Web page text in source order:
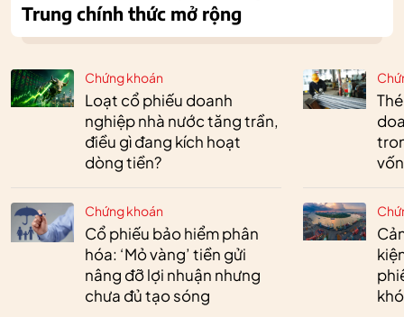
Chứng khoán
Loạt cổ phiếu doanh
nghiệp nhà nước tăng trần,
điều gì đang kích hoạt
dòng tiền?
Chứng khoán
Cổ phiếu bảo hiểm phân
hóa: ‘Mỏ vàng’ tiền gửi
nâng đỡ lợi nhuận nhưng
chưa đủ tạo sóng
vốn
Trung chính thức mở rộng